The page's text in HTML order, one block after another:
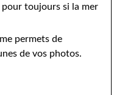
toujours si la mer
permets de
de vos photos.